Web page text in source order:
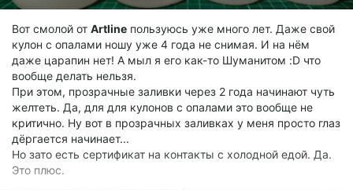
Вот смолой от Аrtline пользуюсь уже много лет. Даже свой
кулон с опалами ношу уже 4 года не снимая. И на нём
даже царапин нет! А мыл я его как-то Шуманитом :D что
вообще делать нельзя.
При этом, прозрачные заливки через 2 года начинают чуть
желтеть. Да, для для кулонов с опалами это вообще не
критично. Ну вот в прозрачных заливках у меня просто глаз
дёргается начинает...
Но зато есть сертификат на контакты с холодной едой. Да.
Это плюс.